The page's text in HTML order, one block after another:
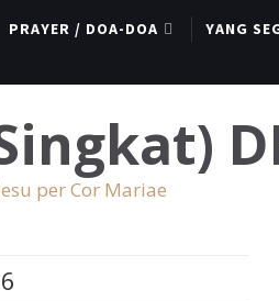
PRAYER / DOA-DOA YANG
per Cor Mariae